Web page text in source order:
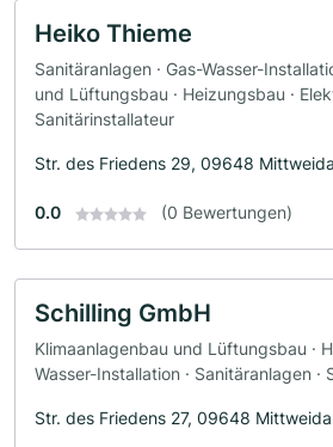
Heiko Thieme
Sanitäranlagen · Gas-Wasser-
und Lüftungsbau · Heizungsbau ·
Sanitärinstallateur
Str. des Friedens 29, 09648 Mittweida
0.0 (0 Bewertungen)
Schilling GmbH
Klimaanlagenbau und Lüftungsbau ·
Wasser-Installation · Sanitäranlagen ·
Str. des Friedens 27, 09648 Mittweida